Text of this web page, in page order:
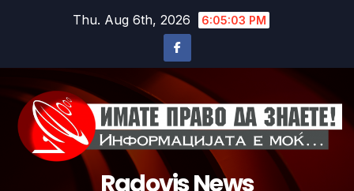
Thu. Aug 6th, 2026 6:05:06 PM
Radovis News